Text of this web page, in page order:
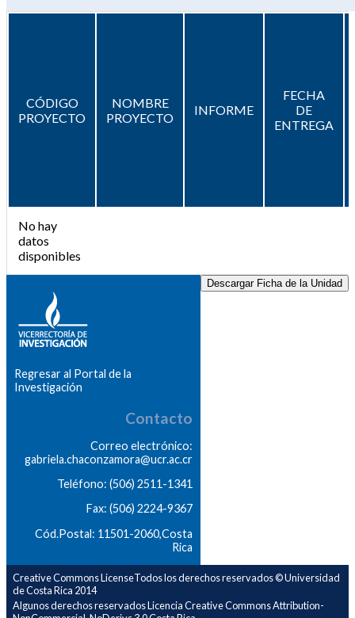
CÓDIGO
PROYECTO
NOMBRE
PROYECTO
INFORME
FECHA
DE
ENTREGA
No hay
datos
disponibles
Descargar Ficha de la Unidad
Regresar al Portal de la
Investigación
Contacto
Correo electrónico:
gabriela.chaconzamora@ucr.ac.cr
Teléfono: (506) 2511-1341
Fax: (506) 2224-9367
Cód.Postal: 11501-2060,Costa
Rica
Creative Commons LicenseTodos los derechos reservados © Universidad
de Costa Rica 2014
Algunos derechos reservados Licencia Creative Commons Attribution-